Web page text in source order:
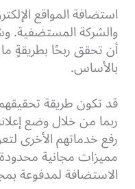
استضافة المواقع
والشركة المستضفية.
أن تحقق ربحًا بطريقةٍ
بالأساس.
قد تكون طريقة
ربما من خلال وضع
رفع خدماتهم الأخرى
مميزات مجانية
الاستضافة لمدفوعة